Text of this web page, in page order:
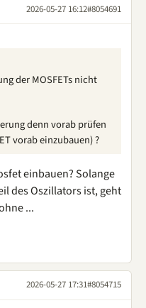
2026-05-27 16:12#8054691
der MOSFETs nicht
denn vorab prüfen
vorab einzubauen) ?
einbauen? Solange
des Oszillators ist, geht
...
2026-05-27 17:31#8054715